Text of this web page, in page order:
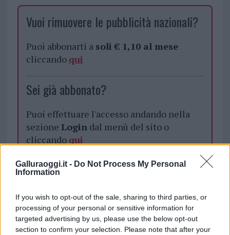
Galluraoggi.it - Do Not Process My Personal
Information
If you wish to opt-out of the sale, sharing to third parties, or
processing of your personal or sensitive information for
targeted advertising by us, please use the below opt-out
section to confirm your selection. Please note that after your
Vuoi rimuovere le pubblicità nazionali?
Puoi abbonarti a soli € 1,10 al mese
cliccando qui
Sei già abbonato?
Puoi effettuare l'accesso andando nella
sezione Logindal menù del sito o
cliccando qui
TEMI: Comune Arzachena
Rifiuti Arzachena
Rifiuti Baja Sardinia
Rifiuti Poltu Quatu